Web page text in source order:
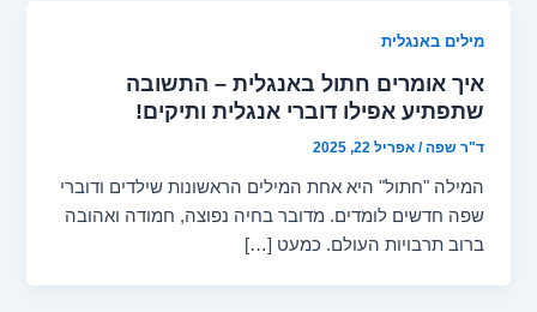
מילים באנגלית
איך אומרים חתול באנגלית – התשובה
שתפתיע אפילו דוברי אנגלית ותיקים!
ד"ר שפה/אפריל 22, 2025
המילה "חתול" היא אחת המילים הראשונות שילדים ודוברי
שפה חדשים לומדים. מדובר בחיה נפוצה, חמודה ואהובה
ברוב תרבויות העולם. כמעט […]